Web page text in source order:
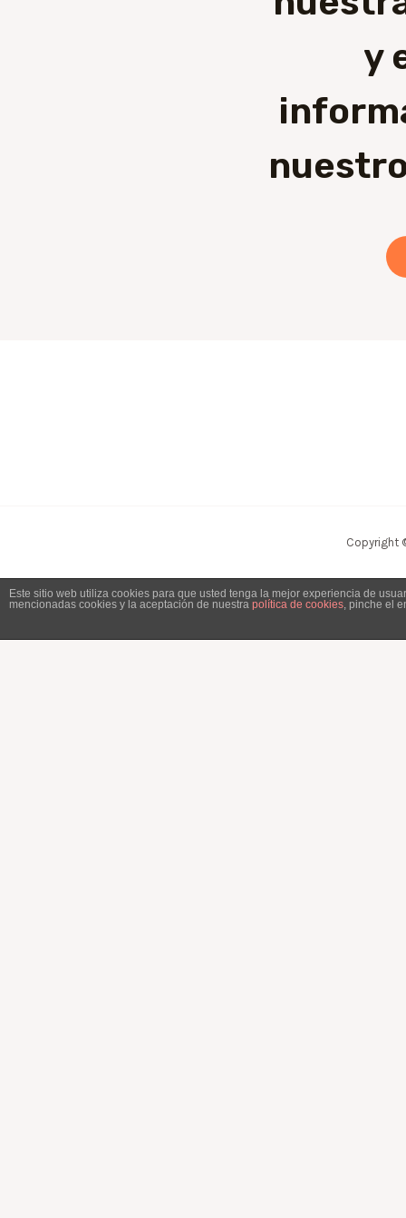
y
Copyright
Este sitio web utiliza cookies para que usted tenga la mejor experiencia de
mencionadas cookies y la aceptación de nuestra política de cookies, pinche el